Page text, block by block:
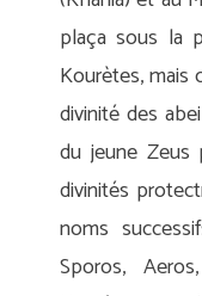
plaça sous la
Kourètes, mais
divinité des
du jeune
divinités
noms
Sporos,